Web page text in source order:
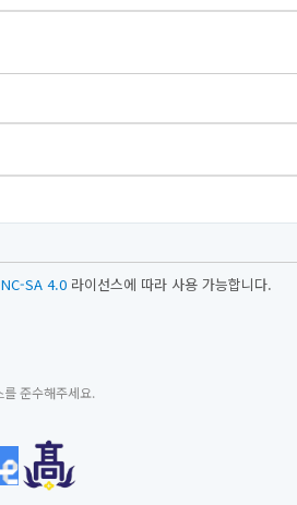
SA 4.0 라이선스에 따라 사용 가능합니다.
준수해주세요.